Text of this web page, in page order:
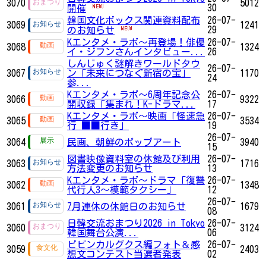
3070
開催
30
5012
3069
韓国文化ボックス関連資料配布
のお知らせ
26-07-
29
1241
3068
Kエンタメ・ラボ～再登場！俳優
イ・ジフンさんインタビュー...
26-07-
26
1324
3067
しんじゅく謎解きワールドタウ
ン「未来につなぐ新宿の宝」
参...
26-07-
24
1170
3066
Kエンタメ・ラボ～6周年記念公
開収録「集まれ！K-ドラマ...
26-07-
17
9322
3065
Kエンタメ・ラボ～映画「怪速急
行 ■■行き」
26-07-
19
3534
3064 民画、朝鮮のポップアート
26-07-
15
3940
3063
図書映像資料室の休館及び利用
方法変更のお知らせ
26-07-
13
1716
3062
Kエンタメ・ラボ～ドラマ「復讐
代行人3～模範タクシー」
26-07-
12
1348
3061 7月連休の休館日のお知らせ
26-07-
08
1679
3060
日韓交流おまつり2026 in Tokyo
韓国舞台公演...
26-07-
06
3124
3059
ビビンカルグクス編フォト＆感
想文コンテスト当選者発表
26-07-
02
2403